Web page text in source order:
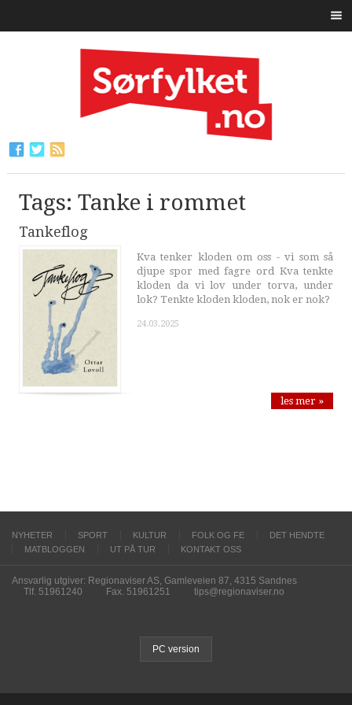
Tags: Tanke i rommet
Tankeflog
Kva tenker kloden om oss - vi som så
djupe spor med fagre ord Kva tenkte
kloden da vi lov under torva, under
lok? Tenkte kloden kloden, nok er nok?
24.03.2025
les mer »
NYHETER SPORT KULTUR FOLK OG FE
DET HENDTE
MATBLOGGEN
UT PÅ TUR KONTAKT OSS
Ansvarlig utgiver: Regionaviser AS, Gamleveien 87, 4315 Sandnes
Tlf. 51961240
Fax. 51961251 tips@regionaviser.no
PC version